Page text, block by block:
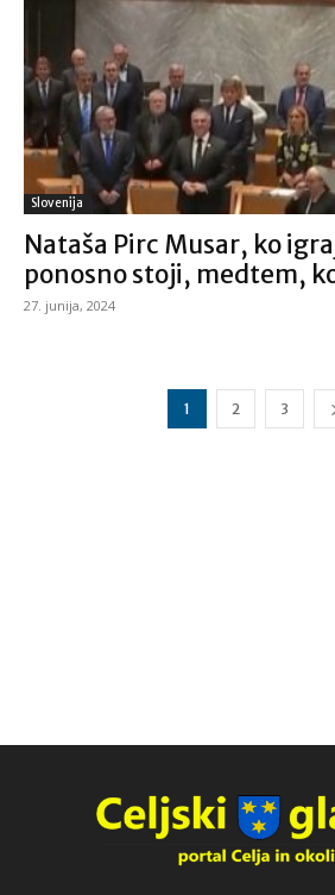
Slovenija
Nataša Pirc Musar, ko
ponosno stoji, medtem,
27. junija, 2024
1 2 3